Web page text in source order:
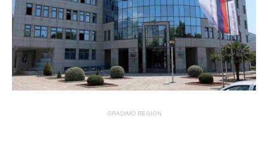
GRADIMO REGION